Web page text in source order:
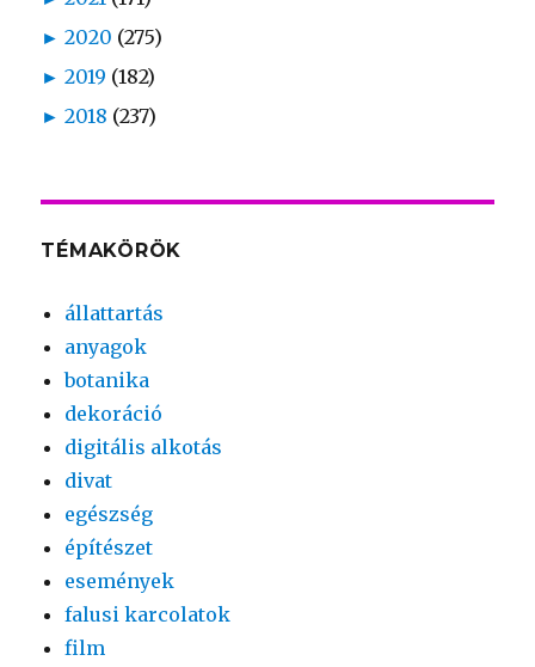
► 2020 (275)
► 2019 (182)
► 2018 (237)
TÉMAKÖRÖK
állattartás
anyagok
botanika
dekoráció
digitális alkotás
divat
egészség
építészet
események
falusi karcolatok
film